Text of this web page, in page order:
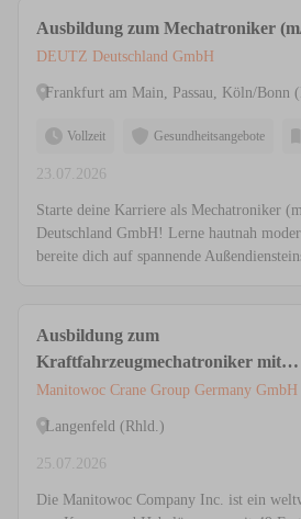
Ausbildung zum Mechatroniker
DEUTZ Deutschland GmbH
Frankfurt am Main, Passau, Köln/Bonn
Vollzeit Gesundheitsangebote
23.07.2026
Starte deine Karriere als Mechatroniker
Deutschland GmbH! Lerne hautnah
bereite dich auf spannende
Ausbildung zum
Kraftfahrzeugmechatroniker mit
Schwerpunkt Nutzfahrzeugtechnik
(m/w/d)
Manitowoc Crane Group Germany GmbH
Langenfeld (Rhld.)
25.07.2026
Die Manitowoc Company Inc. ist ein